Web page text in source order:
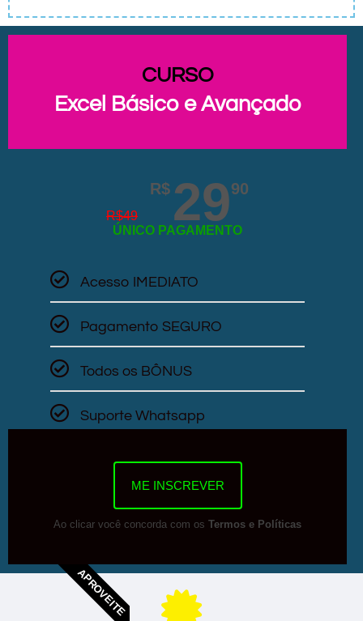
CURSO
Excel Básico e Avançado
R$49
R$ 2990
ÚNICO PAGAMENTO
Acesso IMEDIATO
Pagamento SEGURO
Todos os BÔNUS
Suporte Whatsapp
ME INSCREVER
Ao clicar você concorda com os Termos e Políticas
APROVEITE